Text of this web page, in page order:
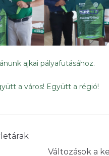
ajkai pályafutásához.
a város! Együtt a régió!
Változások a